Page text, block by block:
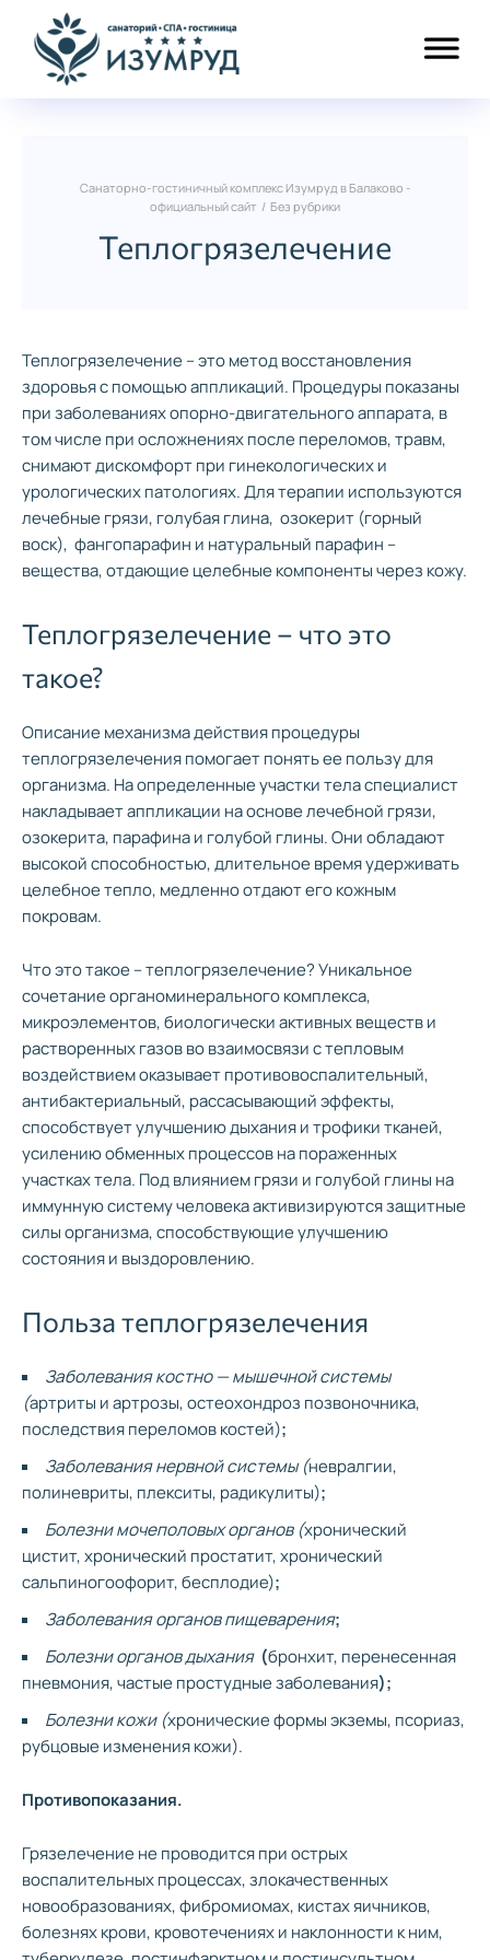
Санаторно-гостиничный комплекс Изумруд в Балаково -
официальный сайт / Без рубрики
Теплогрязелечение
Теплогрязелечение – это метод восстановления
здоровья с помощью аппликаций. Процедуры показаны
при заболеваниях опорно-двигательного аппарата, в
том числе при осложнениях после переломов, травм,
снимают дискомфорт при гинекологических и
урологических патологиях. Для терапии используются
лечебные грязи, голубая глина, озокерит (горный
воск), фангопарафин и натуральный парафин –
вещества, отдающие целебные компоненты через кожу.
Теплогрязелечение – что это
такое?
Описание механизма действия процедуры
теплогрязелеченияпомогает понять ее пользу для
организма. На определенные участки тела специалист
накладывает аппликации на основе лечебной грязи,
озокерита, парафина и голубой глины. Они обладают
высокой способностью, длительное время удерживать
целебное тепло, медленно отдают его кожным
покровам.
Что это такое – теплогрязелечение? Уникальное
сочетание органоминерального комплекса,
микроэлементов, биологически активных веществ и
растворенных газов во взаимосвязи с тепловым
воздействием оказывает противовоспалительный,
антибактериальный, рассасывающий эффекты,
способствует улучшению дыхания и трофики тканей,
усилению обменных процессов на пораженных
участках тела. Под влиянием грязи и голубой глины на
иммунную систему человека активизируются защитные
силы организма, способствующие улучшению
состояния и выздоровлению.
Польза теплогрязелечения
Заболевания костно — мышечной системы
(артриты и артрозы, остеохондроз позвоночника,
последствия переломов костей);
Заболевания нервной системы (невралгии,
полиневриты, плекситы, радикулиты);
Болезни мочеполовых органов (хронический
цистит, хронический простатит, хронический
сальпиногоофорит, бесплодие);
Заболевания органов пищеварения;
Болезни органов дыхания(бронхит, перенесенная
пневмония, частые простудные заболевания);
Болезни кожи (хронические формы экземы, псориаз,
рубцовые изменения кожи).
Противопоказания.
Грязелечение не проводится при острых
воспалительных процессах, злокачественных
новообразованиях, фибромиомах, кистах яичников,
болезнях крови, кровотечениях и наклонности к ним,